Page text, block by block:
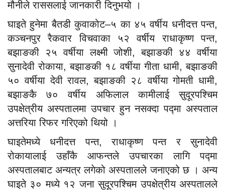
मौनीले राससलाई जानकारी दिनुभयो ।
घाइते हुनेमा बैतडी कुवाकोट–५ का ४५ वर्षीय धनीदत्त पन्त,
कञ्चनपुर रैकवार विचवाका ५२ वर्षीय राधाकृष्ण पन्त,
बझाङकी २५ वर्षीया लक्ष्मी जोशी, बझाङकी ४४ वर्षीया
सुनादेवी रोकाया, बझाङकी १८ वर्षीया गीता धामी, बझाङकी
५० वर्षीया देवी रावल, बझाङकी २८ वर्षीया गोमती धामी,
बझाङकै ७० वर्षीय अफिलाल कामीलाई सुदूरपश्चिम
उपक्षेत्रीय अस्पतालमा उपचार हुन नसक्दा पद्मा अस्पताल
अत्तरिया रिफर गरिएको थियो ।
घाइतेमध्ये धनीदत्त पन्त, राधाकृष्ण पन्त र सुनादेवी
रोकायालाई उहाँकै आफन्तले उपचारका लागि पद्मा
अस्पतालबाट अन्यत्र लगेको अस्पतालले जनाएको छ । अन्य
घाइते ३० मध्ये १२ जना सुदूरपश्चिम उपक्षेत्रीय अस्पतालले